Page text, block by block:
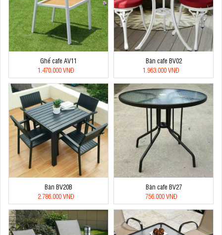
Ghế cafe AV11
1.470.000 VNĐ
Bàn cafe BV02
1.963.000 VNĐ
Bàn BV20B
2.786.000 VNĐ
Bàn cafe BV27
756.000 VNĐ